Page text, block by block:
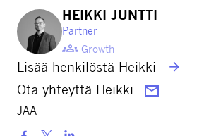
HEIKKI JUNTTI
Partner
Growth
Lisää henkilöstä Heikki
Ota yhteyttä Heikki
JAA